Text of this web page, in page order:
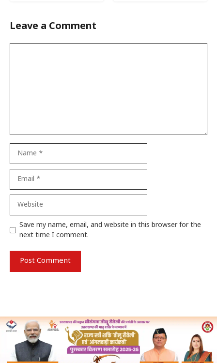
Leave a Comment
Website
Save my name, email, and website in this browser for the
next time I comment.